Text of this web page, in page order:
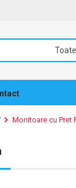
Monitoare cu Pret